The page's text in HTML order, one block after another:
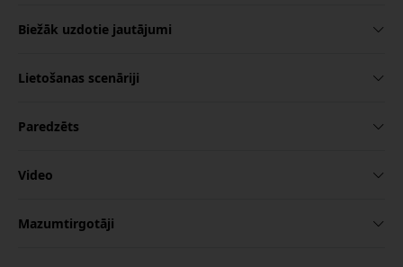
Biežāk uzdotie jautājumi
Lietošanas scenāriji
Paredzēts
Video
Mazumtirgotāji